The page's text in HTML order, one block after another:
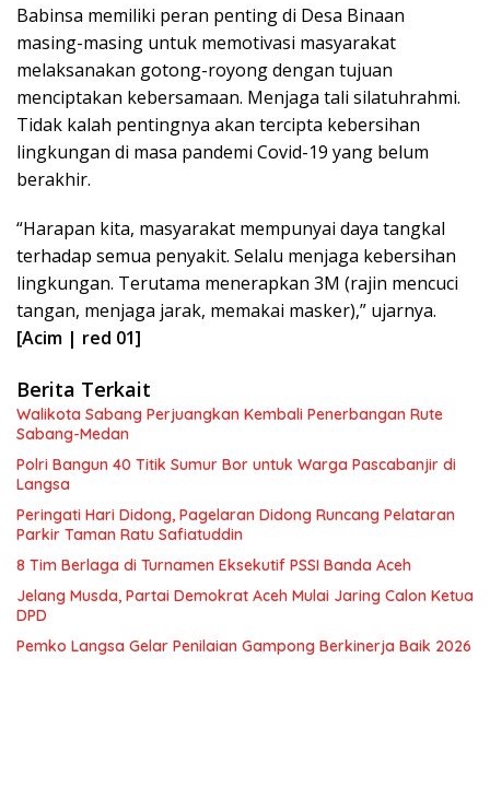
Babinsa memiliki peran penting di Desa Binaan
masing-masing untuk memotivasi masyarakat
melaksanakan gotong-royong dengan tujuan
menciptakan kebersamaan. Menjaga tali silatuhrahmi.
Tidak kalah pentingnya akan tercipta kebersihan
lingkungan di masa pandemi Covid-19 yang belum
berakhir.
“Harapan kita, masyarakat mempunyai daya tangkal
terhadap semua penyakit. Selalu menjaga kebersihan
lingkungan. Terutama menerapkan 3M (rajin mencuci
tangan, menjaga jarak, memakai masker),” ujarnya.
[Acim | red 01]
Berita Terkait
Walikota Sabang Perjuangkan Kembali Penerbangan Rute
Sabang-Medan
Polri Bangun 40 Titik Sumur Bor untuk Warga Pascabanjir di
Langsa
Peringati Hari Didong, Pagelaran Didong Runcang Pelataran
Parkir Taman Ratu Safiatuddin
8 Tim Berlaga di Turnamen Eksekutif PSSI Banda Aceh
Jelang Musda, Partai Demokrat Aceh Mulai Jaring Calon Ketua
DPD
Pemko Langsa Gelar Penilaian Gampong Berkinerja Baik 2026